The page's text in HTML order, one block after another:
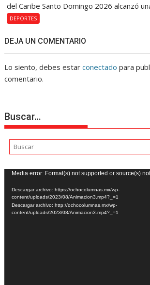
del Caribe Santo Domingo 2026 alcanzó
DEPORTES
DEJA UN COMENTARIO
Lo siento, debes estarconectado para
comentario.
Buscar…
Reproductor
de
vídeo
Media error: Format(s) not supported or source(s)
Descargar archivo: https://ochocolumnas.mx/wp-
content/uploads/2023/08/Animacion3.mp4?_=1
Descargar archivo: http://ochocolumnas.mx/wp-
content/uploads/2023/08/Animacion3.mp4?_=1